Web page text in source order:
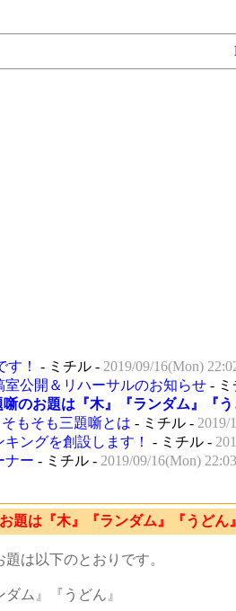
す！ - ミチル - 2019/09/16(Mon)
室公開＆リハーサルのお知らせ -
噺のお題は『木』『ランダム』『
そもそも三題噺とは - ミチル - 2019/
キングを創設します！ - ミチル -
ナー - ミチル - 2019/09/16(Mon)
題は『木』『ランダム』『うどん
は以下のとおりです。
ダム』『うどん』